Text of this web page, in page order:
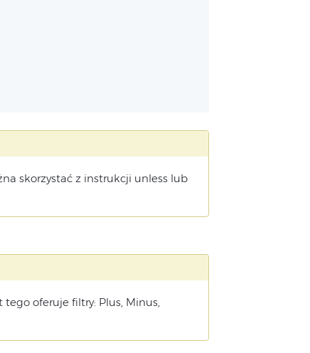
skorzystać z instrukcji unless lub
oferuje filtry: Plus, Minus,